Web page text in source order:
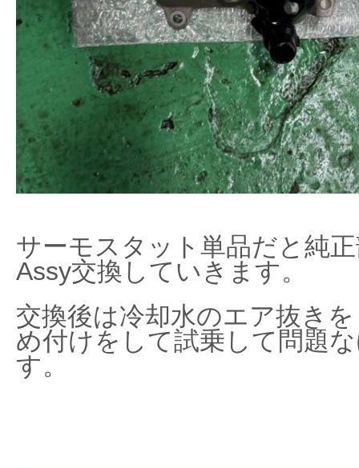
サーモスタット単品だと純
Assy交換していきます。
交換後は冷却水のエア抜き
め付けをして試乗して問題
す。